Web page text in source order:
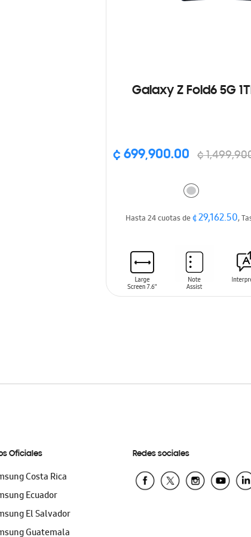
Galaxy Z Fold6 5G
¢ 699,900.00 ¢
Hasta 24 cuotas de¢ 29,162.50,
Oficiales
Costa Rica
Ecuador
El Salvador
Guatemala
Redes sociales